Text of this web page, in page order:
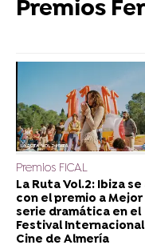
Premios
Premios FICAL
La Ruta Vol.2: Ibiza se
con el premio a Mejor
serie dramática en el
Festival
Cine de Almería